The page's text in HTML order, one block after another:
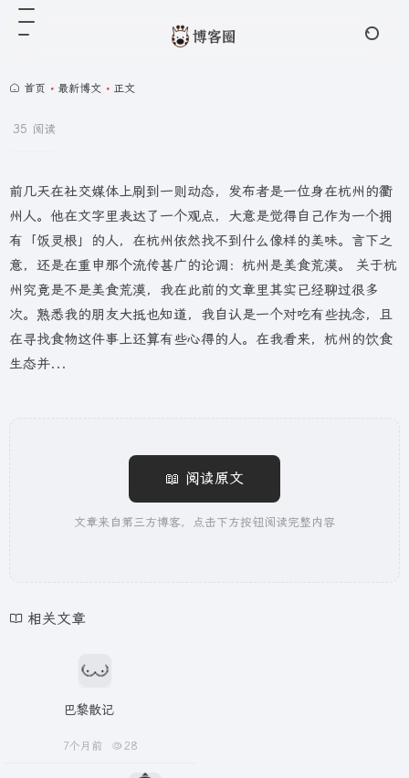
首页 • 最新博文 • 正文
35 阅读
前几天在社交媒体上刷到一则动态，发布者是一位身在杭州的衢
州人。他在文字里表达了一个观点，大意是觉得自己作为一个拥
有「饭灵根」的人，在杭州依然找不到什么像样的美味。言下之
意，还是在重申那个流传甚广的论调：杭州是美食荒漠。 关于杭
州究竟是不是美食荒漠，我在此前的文章里其实已经聊过很多
次。熟悉我的朋友大抵也知道，我自认是一个对吃有些执念，且
在寻找食物这件事上还算有些心得的人。在我看来，杭州的饮食
生态并...
📖 阅读原文
文章来自第三方博客，点击下方按钮阅读完整内容
相关文章
巴黎散记
7个月前 28